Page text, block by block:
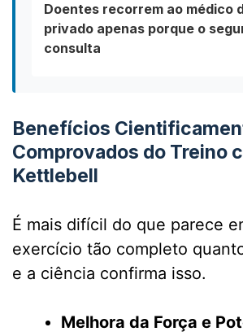
Doentes recorrem ao médico
privado apenas porque o
consulta
Benefícios
Comprovados do Treino
Kettlebell
É mais difícil do que parece
exercício tão completo
e a ciência confirma isso.
Melhora da Força e